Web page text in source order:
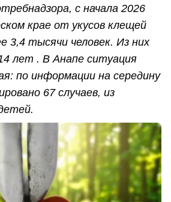
с начала 2026
крае от укусов клещей
3,4 тысячи человек. Из них
лет . В Анапе ситуация
по информации на середину
67 случаев, из